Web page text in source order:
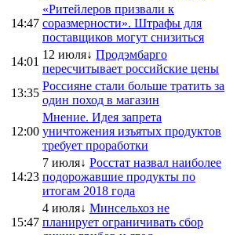
14:47
«Ритейлеров призвали к
соразмерности». Штрафы для
поставщиков могут снизиться
14:01
12 июля↓ Продэмбарго
пересчитывает российские цены
13:35
Россияне стали больше тратить за
один поход в магазин
12:00
Мнение. Идея запрета
уничтожения изъятых продуктов
требует проработки
14:23
7 июля↓ Росстат назвал наиболее
подорожавшие продукты по
итогам 2018 года
15:47
4 июля↓ Минсельхоз не
планирует ограничивать сбор